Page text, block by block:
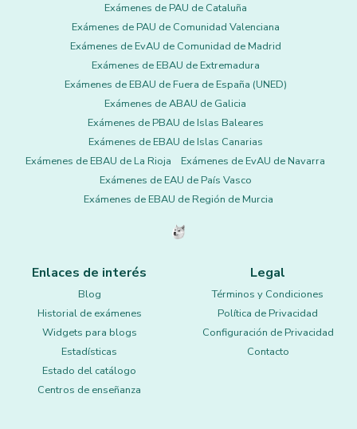
Exámenes de PAU de Cataluña
Exámenes de PAU de Comunidad Valenciana
Exámenes de EvAU de Comunidad de Madrid
Exámenes de EBAU de Extremadura
Exámenes de EBAU de Fuera de España (UNED)
Exámenes de ABAU de Galicia
Exámenes de PBAU de Islas Baleares
Exámenes de EBAU de Islas Canarias
Exámenes de EBAU de La Rioja
Exámenes de EvAU de Navarra
Exámenes de EAU de País Vasco
Exámenes de EBAU de Región de Murcia
Enlaces de interés
Blog
Historial de exámenes
Widgets para blogs
Estadísticas
Estado del catálogo
Centros de enseñanza
Legal
Términos y Condiciones
Política de Privacidad
Configuración de Privacidad
Contacto